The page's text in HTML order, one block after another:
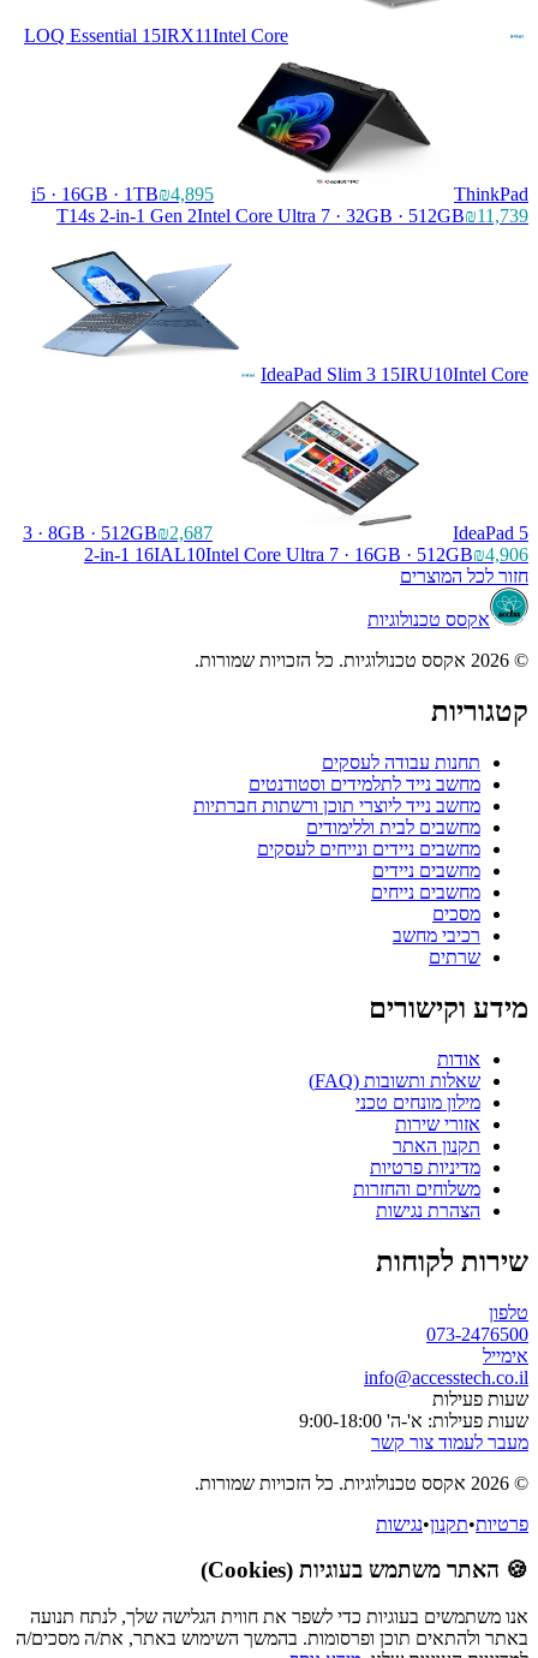
LOQ Essential 15IRX11Intel Core
i5 · 16GB · 1TB₪4,895
ThinkPad
T14s 2-in-1 Gen 2Intel Core Ultra 7 · 32GB · 512GB₪11,739
IdeaPad Slim 3 15IRU10Intel Core
3 · 8GB · 512GB₪2,687
IdeaPad 5
2-in-1 16IAL10Intel Core Ultra 7 · 16GB · 512GB₪4,906
חזור לכל המוצרים
אקסס טכנולוגיות
© 2026 אקסס טכנולוגיות. כל הזכויות שמורות.
קטגוריות
תחנות עבודה לעסקים
מחשב נייד לתלמידים וסטודנטים
מחשב נייד ליוצרי תוכן ורשתות חברתיות
מחשבים לבית וללימודים
מחשבים ניידים ונייחים לעסקים
מחשבים ניידים
מחשבים נייחים
מסכים
רכיבי מחשב
שרתים
מידע וקישורים
אודות
שאלות ותשובות (FAQ)
מילון מונחים טכני
אזורי שירות
תקנון האתר
מדיניות פרטיות
משלוחים והחזרות
הצהרת נגישות
שירות לקוחות
טלפון
073-2476500
אימייל
info@accesstech.co.il
שעות פעילות
שעות פעילות: א'-ה' 9:00-18:00
מעבר לעמוד צור קשר
© 2026 אקסס טכנולוגיות. כל הזכויות שמורות.
פרטיות•תקנון•נגישות
🍪 האתר משתמש בעוגיות (Cookies)
אנו משתמשים בעוגיות כדי לשפר את חווית הגלישה שלך, לנתח תנועה
באתר ולהתאים תוכן ופרסומות. בהמשך השימוש באתר, את/ה מסכים/ה